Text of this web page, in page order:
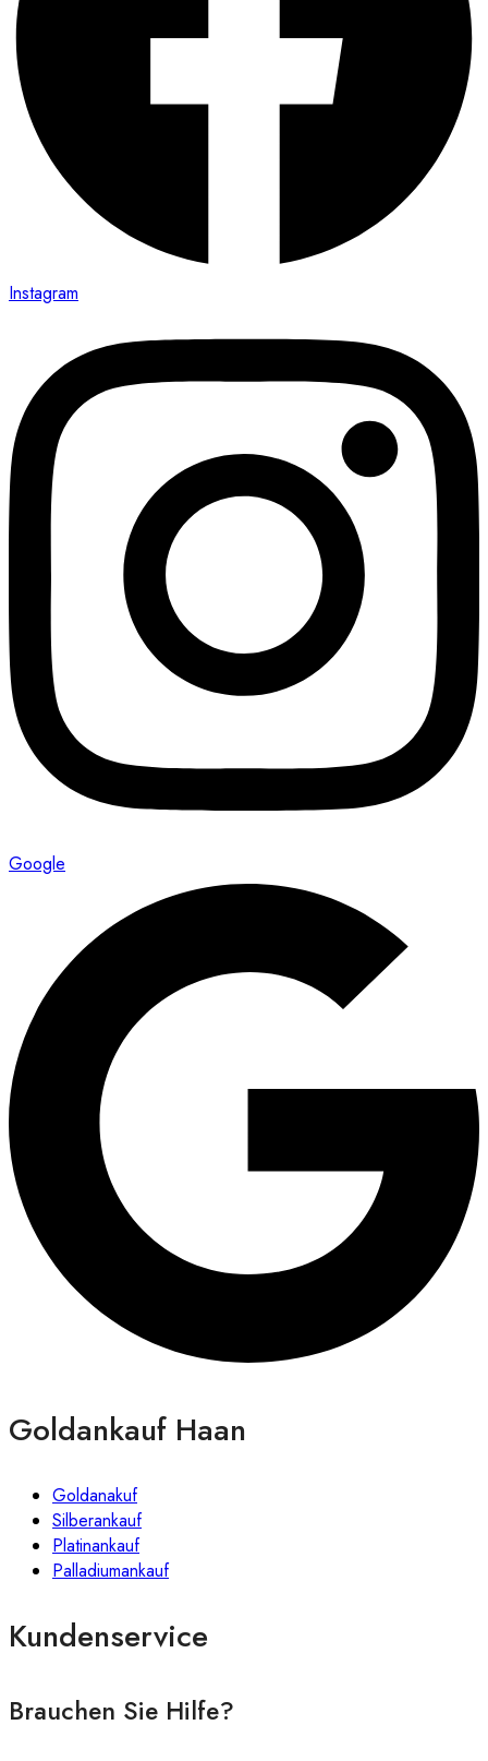
Instagram
Google
Goldankauf Haan
Goldanakuf
Silberankauf
Platinankauf
Palladiumankauf
Kundenservice
Brauchen Sie Hilfe?